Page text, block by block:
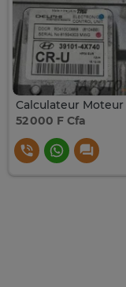
Calculateur Moteur
52 000 F Cfa